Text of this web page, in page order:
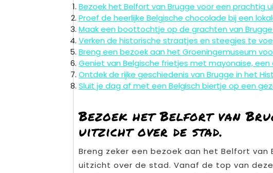
Bezoek het Belfort van Brugge voor een prachtig
Proef de heerlijke Belgische chocolade bij een
Maak een boottochtje op de grachten van
Verken de historische straatjes en steegjes te
Breng een bezoek aan het Groeningemuseum
Geniet van Belgische frietjes met mayonaise, een
Ontdek de rijke geschiedenis van Brugge in het
Sluit je dag af met een Belgisch biertje op een
Bezoek het Belfort van
uitzicht over de stad.
Breng zeker een bezoek aan het Belfort
uitzicht over de stad. Vanaf de top van